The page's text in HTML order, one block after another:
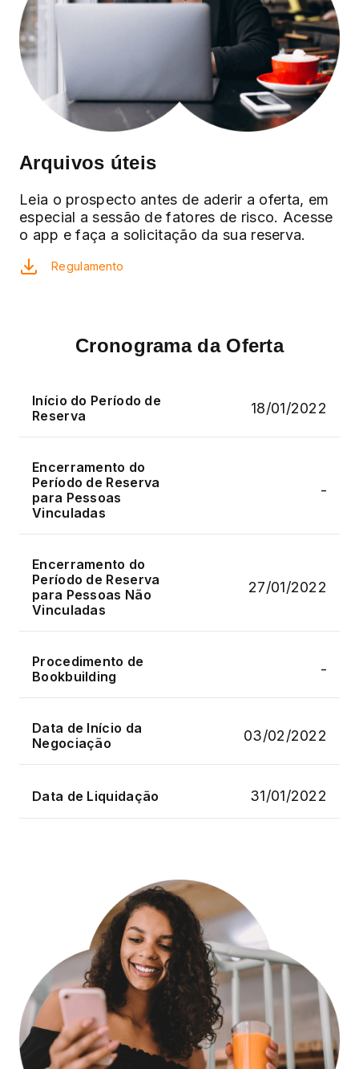
Arquivos úteis
Leia o prospecto antes de aderir a oferta, em
especial a sessão de fatores de risco. Acesse
o app e faça a solicitação da sua reserva.
Regulamento
Cronograma da Oferta
Início do Período de
Reserva
18/01/2022
Encerramento do
Período de Reserva
para Pessoas
Vinculadas
-
Encerramento do
Período de Reserva
para Pessoas Não
Vinculadas
27/01/2022
Procedimento de
Bookbuilding
-
Data de Início da
Negociação
03/02/2022
Data de Liquidação 31/01/2022